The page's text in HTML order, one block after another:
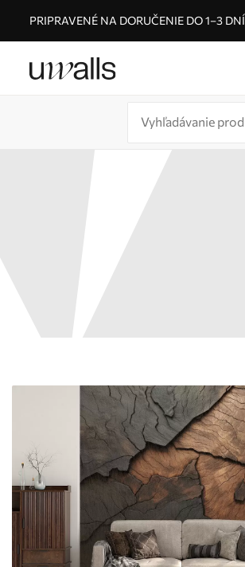
PRIPRAVENÉ NA DORUČENIE DO 1–3 DNÍ